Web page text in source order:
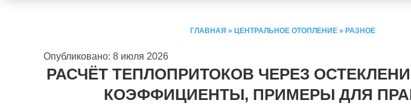
ГЛАВНАЯ » ЦЕНТРАЛЬНОЕ ОТОПЛЕНИЕ» РАЗНОЕ
Опубликовано: 8 июля 2026
РАСЧЁТ ТЕПЛОПРИТОКОВ ЧЕРЕЗ
КОЭФФИЦИЕНТЫ, ПРИМЕРЫ ДЛЯ